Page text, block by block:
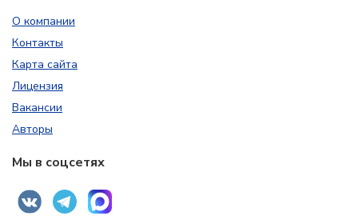
О компании
Контакты
Карта сайта
Лицензия
Вакансии
Авторы
Мы в соцсетях